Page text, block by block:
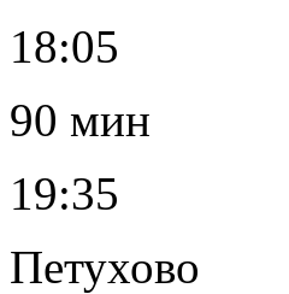
18:05
90 мин
19:35
Петухово